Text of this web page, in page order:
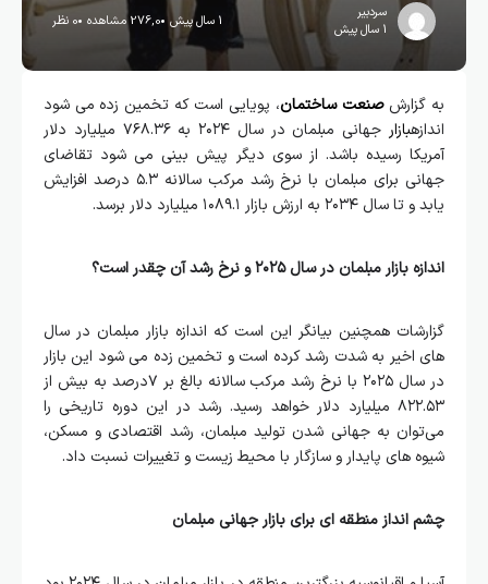
سردبیر
1 سال پیش
1 سال پیش 276,0 مشاهده 0 نظر
به گزارشصنعت ساختمان، پویایی است که تخمین زده می ‌شود
اندازهبازار
جهانی مبلمان در سال ۲۰۲۴ به ۷۶۸.۳۶ میلیارد دلار
آمریکا رسیده باشد. از سوی دیگر پیش ‌بینی می‌ شود تقاضای
جهانی برای مبلمان با نرخ رشد مرکب سالانه ۵.۳ درصد افزایش
یابد و تا سال ۲۰۳۴ به ارزش بازار ۱۰۸۹.۱ میلیارد دلار برسد.
اندازه بازار مبلمان در سال ۲۰۲۵ و نرخ رشد آن چقدر است؟
گزارشات همچنین بیانگر این است که اندازه بازار مبلمان در سال
‌های اخیر به شدت رشد کرده است و تخمین زده می شود این بازار
در سال ۲۰۲۵ با نرخ رشد مرکب سالانه بالغ بر ۷درصد به بیش از
۸۲۲.۵۳ میلیارد دلار خواهد رسید. رشد در این دوره تاریخی را
می‌توان به جهانی شدن تولید مبلمان، رشد اقتصادی و مسکن،
شیوه‌ های پایدار و سازگار با محیط زیست و تغییرات نسبت داد.
چشم‌ انداز منطقه ‌ای برای بازار جهانی مبلمان